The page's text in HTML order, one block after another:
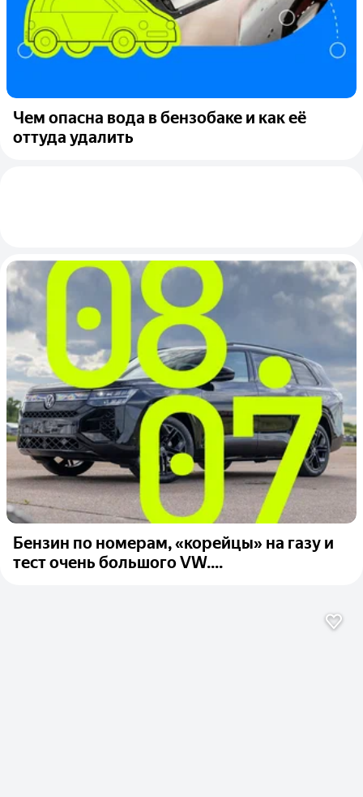
Чем опасна вода в бензобаке и как её
оттуда удалить
Бензин по номерам, «корейцы» на газу и
тест очень большого VW....